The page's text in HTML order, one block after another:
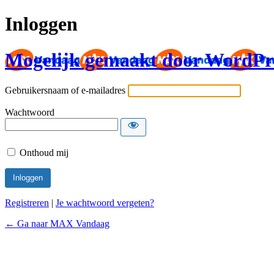
Inloggen
Mogelijk gemaakt door
Gebruikersnaam of e-mailadres
Wachtwoord
Onthoud mij
Registreren | Je wachtwoord vergeten?
← Ga naar MAX Vandaag